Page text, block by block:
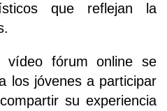
que reflejan la
fórum online se
los jóvenes a participar
su experiencia